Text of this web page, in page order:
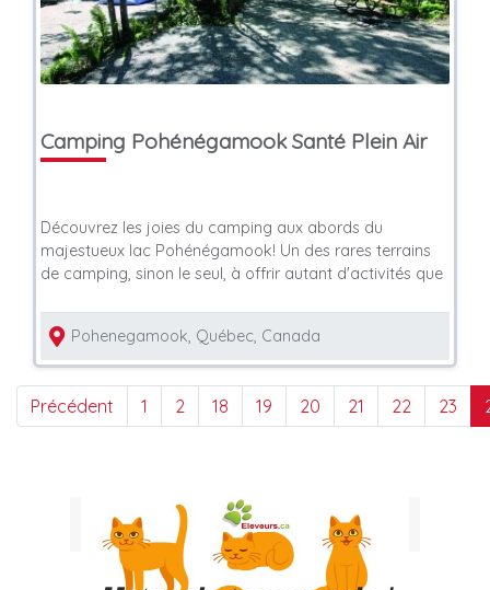
Camping Pohénégamook Santé Plein Air
Découvrez les joies du camping aux abords du
majestueux lac Pohénégamook! Un des rares terrains
de camping, sinon le seul, à offrir autant d'activités que
Pohenegamook, Québec, Canada
Précédent 1 2 18 19 20 21 22 23